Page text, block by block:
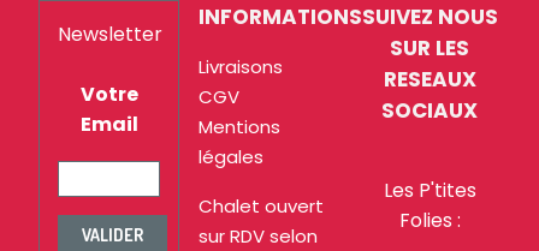
Newsletter
Votre
Email
VALIDER
INFORMATIONS
Livraisons
CGV
Mentions
légales
Chalet ouvert
sur RDV selon
SUIVEZ NOUS
SUR LES
RESEAUX
SOCIAUX
Les P'tites
Folies :